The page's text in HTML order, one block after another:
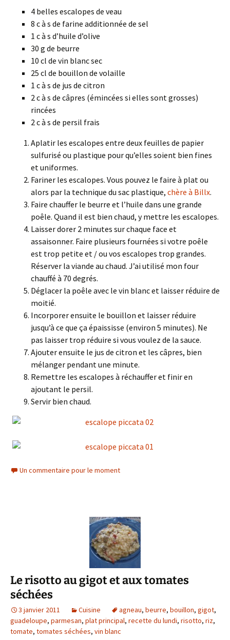
4 belles escalopes de veau
8 c à s de farine additionnée de sel
1 c à s d’huile d’olive
30 g de beurre
10 cl de vin blanc sec
25 cl de bouillon de volaille
1 c à s de jus de citron
2 c à s de câpres (émincées si elles sont grosses)
rincées
2 c à s de persil frais
Aplatir les escalopes entre deux feuilles de papier
sulfurisé ou plastique pour qu’elles soient bien fines
et uniformes.
Fariner les escalopes. Vous pouvez le faire à plat ou
alors par la technique du sac plastique, chère à Billx.
Faire chauffer le beurre et l’huile dans une grande
poêle. Quand il est bien chaud, y mettre les escalopes.
Laisser dorer 2 minutes sur chaque face et
assaisonner. Faire plusieurs fournées si votre poêle
est trop petite et / ou vos escalopes trop grandes.
Réserver la viande au chaud. J’ai utilisé mon four
chauffé à 70 degrés.
Déglacer la poêle avec le vin blanc et laisser réduire de
moitié.
Incorporer ensuite le bouillon et laisser réduire
jusqu’à ce que ça épaississe (environ 5 minutes). Ne
pas laisser trop réduire si vous voulez de la sauce.
Ajouter ensuite le jus de citron et les câpres, bien
mélanger pendant une minute.
Remettre les escalopes à réchauffer et finir en
ajoutant le persil.
Servir bien chaud.
Un commentaire pour le moment
Le risotto au gigot et aux tomates
séchées
3 janvier 2011 Cuisine agneau, beurre, bouillon, gigot,
guadeloupe, parmesan, plat principal, recette du lundi, risotto, riz,
tomate, tomates séchées, vin blanc